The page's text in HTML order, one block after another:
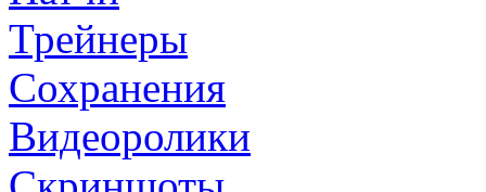
Трейнеры
Сохранения
Видеоролики